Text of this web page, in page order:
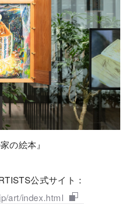
の絵本』
公式サイト：
art/index.html